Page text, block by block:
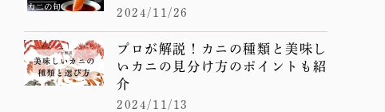
2024/11/26
プロが解説！カニの種類と美味し
いカニの見分け方のポイントも紹
介
2024/11/13